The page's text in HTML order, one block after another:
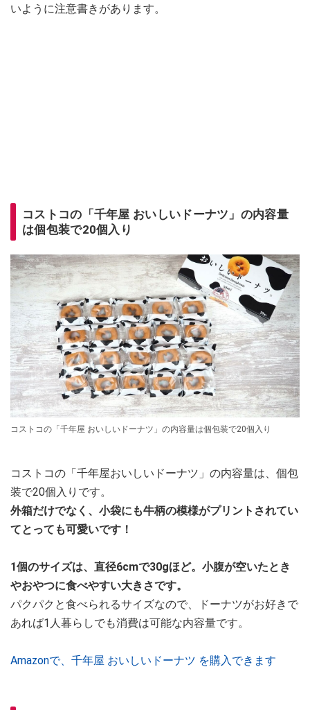
いように注意書きがあります。
コストコの「千年屋 おいしいドーナツ」の内容量
は個包装で20個入り
コストコの「千年屋 おいしいドーナツ」の内容量は個包装で20個入り
コストコの「千年屋おいしいドーナツ」の内容量は、個包
装で20個入りです。
外箱だけでなく、小袋にも牛柄の模様がプリントされてい
てとっても可愛いです！
1個のサイズは、直径6cmで30gほど。小腹が空いたとき
やおやつに食べやすい大きさです。
パクパクと食べられるサイズなので、ドーナツがお好きで
あれば1人暮らしでも消費は可能な内容量です。
Amazonで、千年屋 おいしいドーナツ を購入できます